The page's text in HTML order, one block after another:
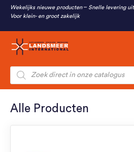
Wekelijks nieuwe producten
Snelle levering
Voor klein- en groot zakelijk
Producten
zoeken
Alle Producten